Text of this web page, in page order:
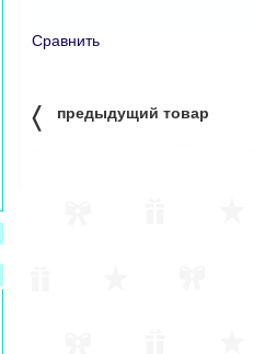
Сравнить
〈 предыдущий товар